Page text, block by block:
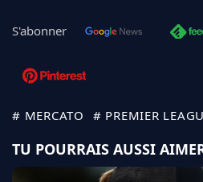
S'abonner
# MERCATO # PREMIER
TU POURRAIS AUSSI